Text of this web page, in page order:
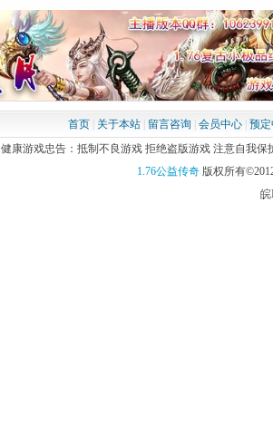
首页| 关于本站| 留言咨询 会员中心| 预
健康游戏忠告：抵制不良游戏 拒绝盗版游戏 注意自我保
1.76公益传奇版权所有
皖